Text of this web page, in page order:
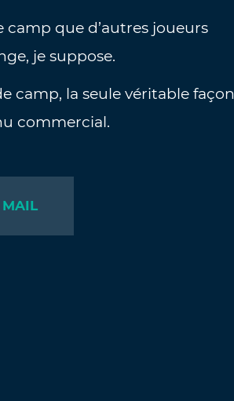
que d’autres joueurs
je suppose.
camp, la seule véritable façon
commercial.
MAIL